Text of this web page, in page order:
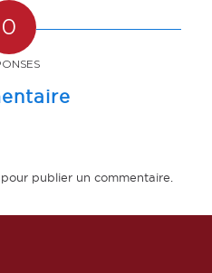
0
publier un commentaire.